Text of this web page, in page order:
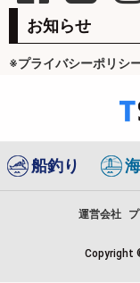
お知らせ
※プライバシーポリシ
船釣り
運営会社
Copyright